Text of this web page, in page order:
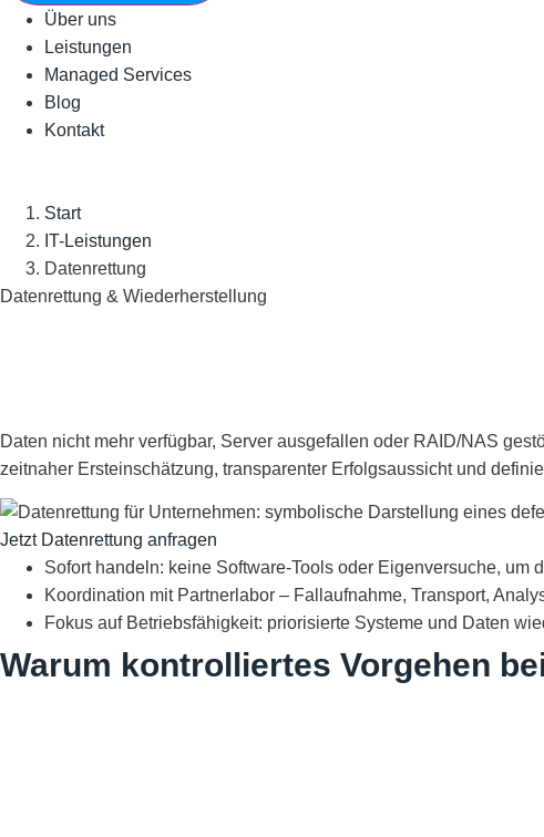
Über uns
Leistungen
Managed Services
Blog
Kontakt
Start
IT-Leistungen
Datenrettung
Datenrettung & Wiederherstellung
Daten nicht mehr verfügbar, Server ausgefallen oder RAID/NAS
zeitnaher Ersteinschätzung, transparenter Erfolgsaussicht und
Jetzt Datenrettung anfragen
Sofort handeln: keine Software-Tools oder Eigenversuche, um
Koordination mit Partnerlabor – Fallaufnahme, Transport,
Fokus auf Betriebsfähigkeit: priorisierte Systeme und Daten
Warum kontrolliertes Vorgehen